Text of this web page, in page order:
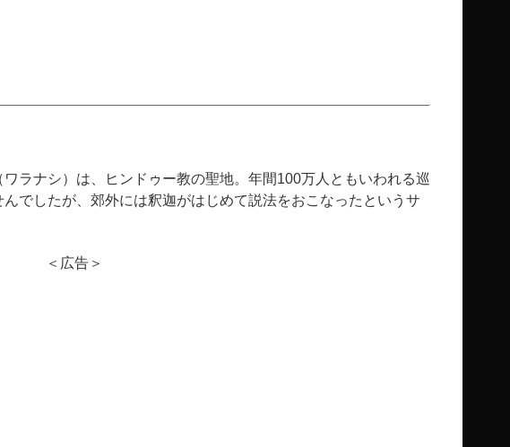
ラナシ）は、ヒンドゥー教の聖地。年間100万人ともいわれる巡
でしたが、郊外には釈迦がはじめて説法をおこなったというサ
＜広告＞